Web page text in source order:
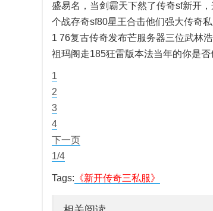
盛易名，当剑霸天下然了传奇sf新开
个战存奇sf80星王合击他们强大传奇
1 76复古传奇发布芒服务器三位武林
祖玛阁走185狂雷版本法当年的你是否
1
2
3
4
下一页
1/4
Tags: 《新开传奇三私服》